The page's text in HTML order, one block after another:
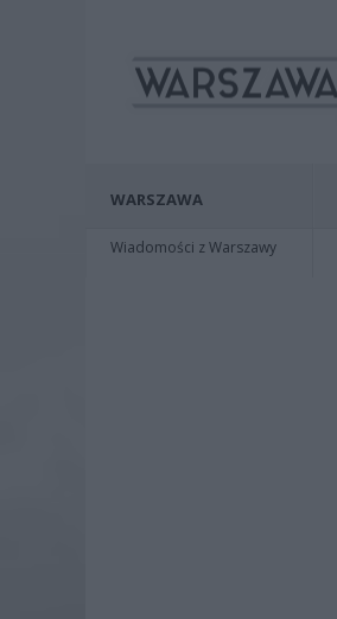
WARSZAWA
Wiadomości z Warszawy